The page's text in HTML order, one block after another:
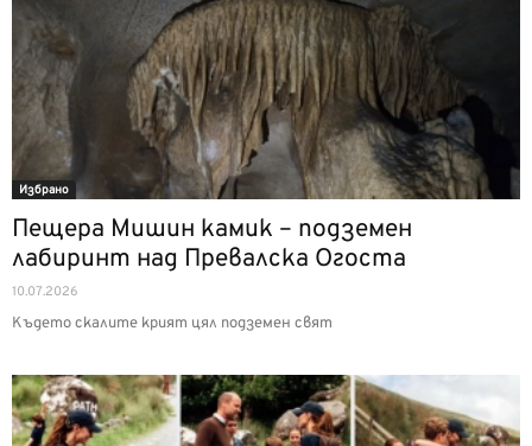
Избрано
Пещера Мишин камик – подземен
лабиринт над Превалска Огоста
10.07.2026
Където скалите крият цял подземен свят